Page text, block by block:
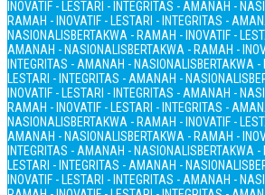
INOVATIF - LESTARI - INTEGRITAS - AMANAH -
RAMAH - INOVATIF - LESTARI - INTEGRITAS -
NASIONALISBERTAKWA - RAMAH - INOVATIF -
AMANAH - NASIONALISBERTAKWA - RAMAH -
INTEGRITAS - AMANAH - NASIONALISBERTAKWA
LESTARI - INTEGRITAS - AMANAH - NASIONALIS
INOVATIF - LESTARI - INTEGRITAS - AMANAH -
RAMAH - INOVATIF - LESTARI - INTEGRITAS -
NASIONALISBERTAKWA - RAMAH - INOVATIF -
AMANAH - NASIONALISBERTAKWA - RAMAH -
INTEGRITAS - AMANAH - NASIONALISBERTAKWA
LESTARI - INTEGRITAS - AMANAH - NASIONALIS
INOVATIF - LESTARI - INTEGRITAS - AMANAH -